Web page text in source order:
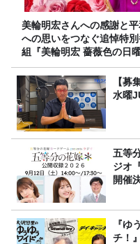
美輪明宏さんへの感謝と
への思いをつなぐ追悼特
組『美輪明宏 薔薇色の日
～ごきげんよう、ルンルン
～』8/9（日）16時放送【募
水曜
五等
ジオ
開催
『ゆ
チ！